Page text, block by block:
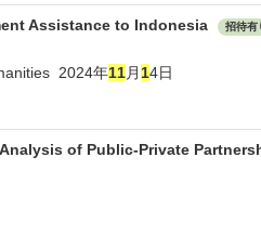
Assistance to Indonesia 招待有
2024年11月14日
of Public-Private